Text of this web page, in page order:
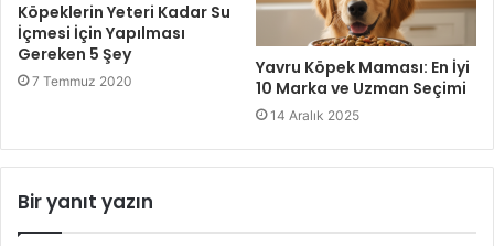
Köpeklerin Yeteri Kadar Su
İçmesi İçin Yapılması
Gereken 5 Şey
7 Temmuz 2020
Yavru Köpek Maması: En İyi
10 Marka ve Uzman Seçimi
14 Aralık 2025
Bir yanıt yazın